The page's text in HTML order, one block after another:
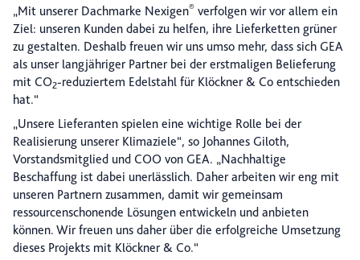
„Mit unserer Dachmarke Nexigen® verfolgen wir vor allem ein
Ziel: unseren Kunden dabei zu helfen, ihre Lieferketten grüner
zu gestalten. Deshalb freuen wir uns umso mehr, dass sich GEA
als unser langjähriger Partner bei der erstmaligen Belieferung
mit CO2-reduziertem Edelstahl für Klöckner & Co entschieden
hat.“
„Unsere Lieferanten spielen eine wichtige Rolle bei der
Realisierung unserer Klimaziele“, so Johannes Giloth,
Vorstandsmitglied und COO von GEA. „Nachhaltige
Beschaffung ist dabei unerlässlich. Daher arbeiten wir eng mit
unseren Partnern zusammen, damit wir gemeinsam
ressourcenschonende Lösungen entwickeln und anbieten
können. Wir freuen uns daher über die erfolgreiche Umsetzung
dieses Projekts mit Klöckner & Co.“